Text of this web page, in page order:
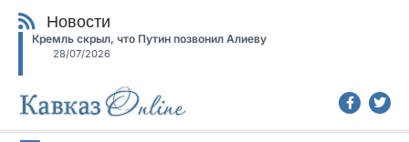
Новости
Кремль скрыл, что Путин позвонил Алиеву
28/07/2026